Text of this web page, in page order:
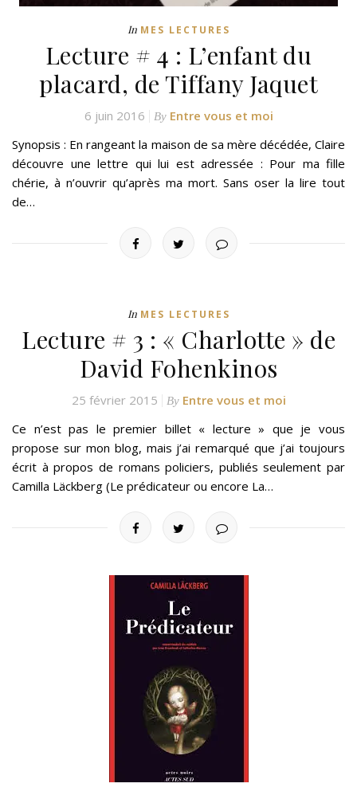
In MES LECTURES
Lecture # 4 : L’enfant du
placard, de Tiffany Jaquet
6 juin 2016 By Entre vous et moi
Synopsis : En rangeant la maison de sa mère décédée, Claire
découvre une lettre qui lui est adressée : Pour ma fille
chérie, à n’ouvrir qu’après ma mort. Sans oser la lire tout
de…
In MES LECTURES
Lecture # 3 : « Charlotte » de
David Fohenkinos
25 février 2015 By Entre vous et moi
Ce n’est pas le premier billet « lecture » que je vous
propose sur mon blog, mais j’ai remarqué que j’ai toujours
écrit à propos de romans policiers, publiés seulement par
Camilla Läckberg (Le prédicateur ou encore La…